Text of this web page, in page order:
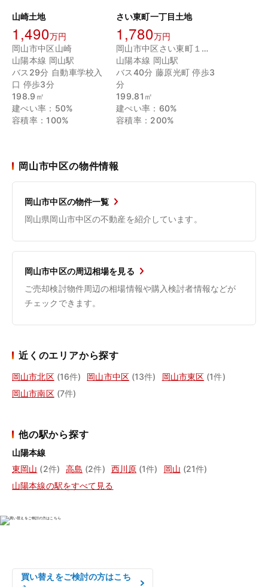
山崎土地
1,490万円
岡山市中区山崎
山陽本線 岡山駅
バス29分 自動車学校入
口 停歩3分
198.9㎡
建ぺい率：50%
容積率：100%
さい東町一丁目土地
1,780万円
岡山市中区さい東町１丁目
山陽本線 岡山駅
バス40分 藤原光町 停歩3
分
199.81㎡
建ぺい率：60%
容積率：200%
岡山市中区の物件情報
岡山市中区の物件一覧
岡山県岡山市中区の不動産を紹介しています。
岡山市中区の周辺相場を見る
ご売却検討物件周辺の相場情報や購入検討者情報などが
チェックできます。
近くのエリアから探す
岡山市北区 (16件) 岡山市中区 (13件) 岡山市東区 (1件)
岡山市南区 (7件)
他の駅から探す
山陽本線
東岡山 (2件) 高島 (2件) 西川原 (1件) 岡山 (21件)
山陽本線の駅をすべて見る
買い替えをご検討の方はこち